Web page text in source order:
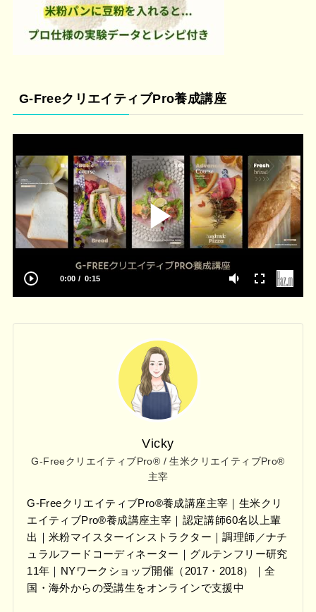
G-FreeクリエイティブPro養成講座
0:00 0:15
Vicky
G-FreeクリエイティブPro® / 生米クリエイティブPro®
主宰
G-FreeクリエイティブPro®養成講座主宰｜生米クリ
エイティブPro®養成講座主宰｜認定講師60名以上輩
出｜米粉マイスターインストラクター｜調理師／ナチ
ュラルフードコーディネーター｜グルテンフリー研究
11年｜NYワークショップ開催（2017・2018）｜全
国・海外からの受講生をオンラインで支援中